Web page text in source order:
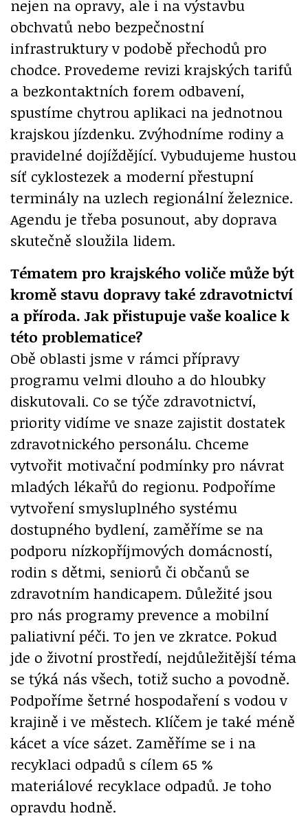
nejen na opravy, ale i na výstavbu
obchvatů nebo bezpečnostní
infrastruktury v podobě přechodů pro
chodce. Provedeme revizi krajských tarifů
a bezkontaktních forem odbavení,
spustíme chytrou aplikaci na jednotnou
krajskou jízdenku. Zvýhodníme rodiny a
pravidelné dojíždějící. Vybudujeme hustou
síť cyklostezek a moderní přestupní
terminály na uzlech regionální železnice.
Agendu je třeba posunout, aby doprava
skutečně sloužila lidem.
Tématem pro krajského voliče může být
kromě stavu dopravy také zdravotnictví
a příroda. Jak přistupuje vaše koalice k
této problematice?
Obě oblasti jsme v rámci přípravy
programu velmi dlouho a do hloubky
diskutovali. Co se týče zdravotnictví,
priority vidíme ve snaze zajistit dostatek
zdravotnického personálu. Chceme
vytvořit motivační podmínky pro návrat
mladých lékařů do regionu. Podpoříme
vytvoření smysluplného systému
dostupného bydlení, zaměříme se na
podporu nízkopříjmových domácností,
rodin s dětmi, seniorů či občanů se
zdravotním handicapem. Důležité jsou
pro nás programy prevence a mobilní
paliativní péči. To jen ve zkratce. Pokud
jde o životní prostředí, nejdůležitější téma
se týká nás všech, totiž sucho a povodně.
Podpoříme šetrné hospodaření s vodou v
krajině i ve městech. Klíčem je také méně
kácet a více sázet. Zaměříme se i na
recyklaci odpadů s cílem 65 %
materiálové recyklace odpadů. Je toho
opravdu hodně.